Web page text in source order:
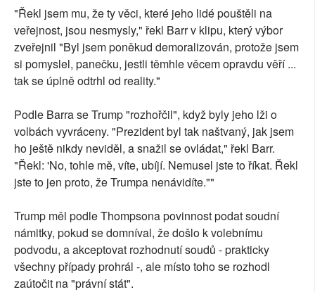
"Řekl jsem mu, že ty věci, které jeho lidé pouštěli na
veřejnost, jsou nesmysly," řekl Barr v klipu, který výbor
zveřejnil "Byl jsem poněkud demoralizován, protože jsem
si pomyslel, panečku, jestli těmhle věcem opravdu věří ...
tak se úplně odtrhl od reality."
Podle Barra se Trump "rozhořčil", když byly jeho lži o
volbách vyvráceny. "Prezident byl tak naštvaný, jak jsem
ho ještě nikdy neviděl, a snažil se ovládat," řekl Barr.
"Řekl: 'No, tohle mě, víte, ubíjí. Nemusel jste to říkat. Řekl
jste to jen proto, že Trumpa nenávidíte.""
Trump měl podle Thompsona povinnost podat soudní
námitky, pokud se domníval, že došlo k volebnímu
podvodu, a akceptovat rozhodnutí soudů - prakticky
všechny případy prohrál -, ale místo toho se rozhodl
zaútočit na "právní stát".